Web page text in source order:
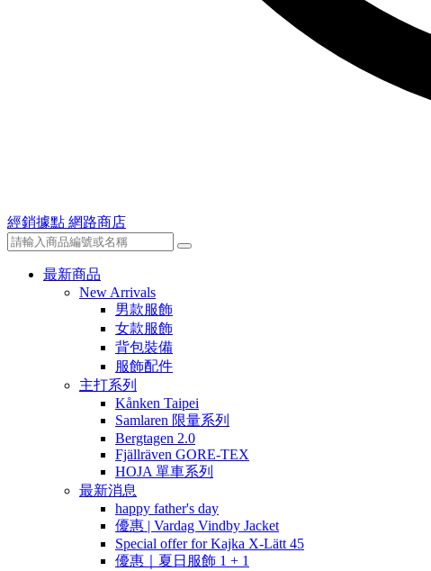
經銷據點 網路商店
最新商品
New Arrivals
男款服飾
女款服飾
背包裝備
服飾配件
主打系列
Kånken Taipei
Samlaren 限量系列
Bergtagen 2.0
Fjällräven GORE-TEX
HOJA 單車系列
最新消息
happy father's day
優惠 | Vardag Vindby Jacket
Special offer for Kajka X-Lätt 45
優惠｜夏日服飾 1 + 1